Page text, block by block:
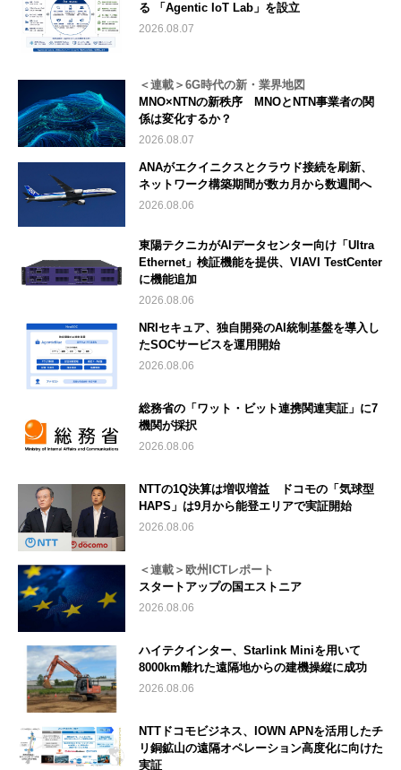
る 「Agentic IoT Lab」を設立
2026.08.07
＜連載＞6G時代の新・業界地図
MNO×NTNの新秩序 MNOとNTN事業者の関
係は変化するか？
2026.08.07
ANAがエクイニクスとクラウド接続を刷新、
ネットワーク構築期間が数カ月から数週間へ
2026.08.06
東陽テクニカがAIデータセンター向け「Ultra
Ethernet」検証機能を提供、VIAVI TestCenter
に機能追加
2026.08.06
NRIセキュア、独自開発のAI統制基盤を導入し
たSOCサービスを運用開始
2026.08.06
総務省の「ワット・ビット連携関連実証」に7
機関が採択
2026.08.06
NTTの1Q決算は増収増益 ドコモの「気球型
HAPS」は9月から能登エリアで実証開始
2026.08.06
＜連載＞欧州ICTレポート
スタートアップの国エストニア
2026.08.06
ハイテクインター、Starlink Miniを用いて
8000km離れた遠隔地からの建機操縦に成功
2026.08.06
NTTドコモビジネス、IOWN APNを活用したチ
リ銅鉱山の遠隔オペレーション高度化に向けた
実証